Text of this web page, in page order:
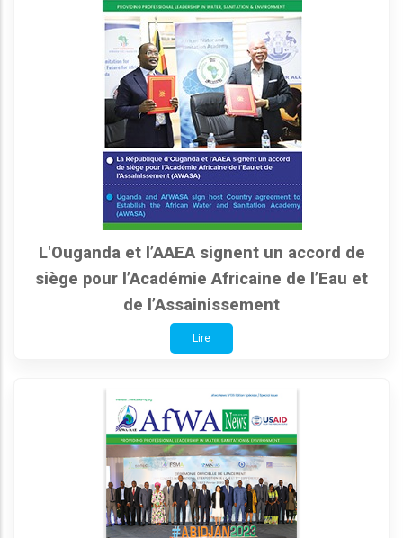
L'Ouganda et l’AAEA signent un accord de
siège pour l’Académie Africaine de l’Eau et
de l’Assainissement
Lire